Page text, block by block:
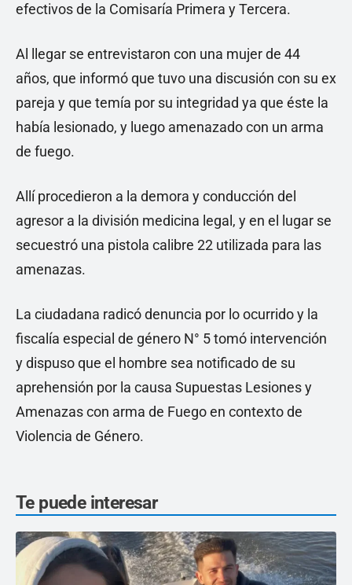
efectivos de la Comisaría Primera y Tercera.
Al llegar se entrevistaron con una mujer de 44
años, que informó que tuvo una discusión con su ex
pareja y que temía por su integridad ya que éste la
había lesionado, y luego amenazado con un arma
de fuego.
Allí procedieron a la demora y conducción del
agresor a la división medicina legal, y en el lugar se
secuestró una pistola calibre 22 utilizada para las
amenazas.
La ciudadana radicó denuncia por lo ocurrido y la
fiscalía especial de género N° 5 tomó intervención
y dispuso que el hombre sea notificado de su
aprehensión por la causa Supuestas Lesiones y
Amenazas con arma de Fuego en contexto de
Violencia de Género.
Te puede interesar